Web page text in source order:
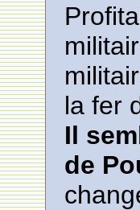
la fer
Il
de